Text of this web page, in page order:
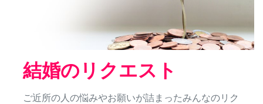
結婚のリクエスト
ご近所の人の悩みやお願いが詰まったみんなのリク